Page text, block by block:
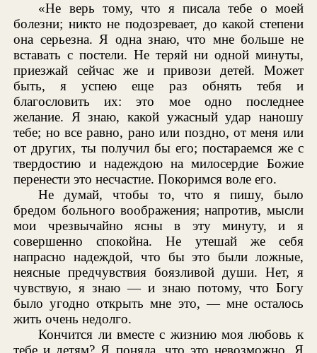
«Не верь тому, что я писала тебе о моей
болезни; никто не подозревает, до какой степени
она серьезна. Я одна знаю, что мне больше не
вставать с постели. Не теряй ни одной минуты,
приезжай сейчас же и привози детей. Может
быть, я успею еще раз обнять тебя и
благословить их: это мое одно последнее
желание. Я знаю, какой ужасный удар наношу
тебе; но все равно, рано или поздно, от меня или
от других, ты получил бы его; постараемся же с
твердостию и надеждою на милосердие Божие
перенести это несчастие. Покоримся воле его.
Не думай, чтобы то, что я пишу, было
бредом больного воображения; напротив, мысли
мои чрезвычайно ясны в эту минуту, и я
совершенно спокойна. Не утешай же себя
напрасно надеждой, что бы это были ложные,
неясные предчувствия боязливой души. Нет, я
чувствую, я знаю — и знаю потому, что Богу
было угодно открыть мне это, — мне осталось
жить очень недолго.
Кончится ли вместе с жизнию моя любовь к